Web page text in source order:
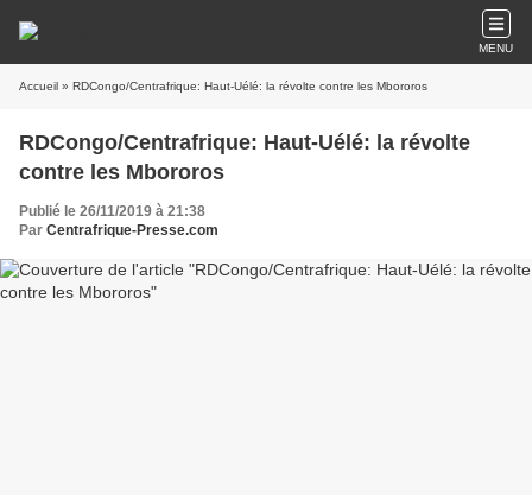
MENU
Accueil » RDCongo/Centrafrique: Haut-Uélé: la révolte contre les Mbororos
RDCongo/Centrafrique: Haut-Uélé: la révolte
contre les Mbororos
Publié le 26/11/2019 à 21:38
Par Centrafrique-Presse.com